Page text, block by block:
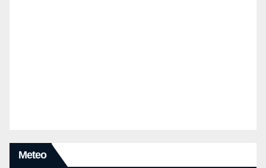
Meteo